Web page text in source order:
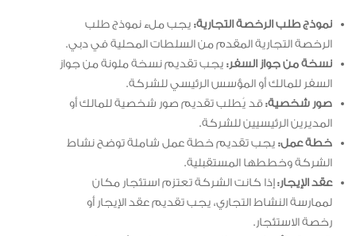
نموذج طلب الرخصة التجارية: يجب ملء نموذج طلب
الرخصة التجارية المقدم من السلطات المحلية في دبي.
نسخة من جواز السفر: يجب تقديم نسخة ملونة من جواز
السفر للمالك أو المؤسس الرئيسي للشركة.
صور شخصية:قد يُطلب تقديم صور شخصية للمالك أو
المديرين الرئيسيين للشركة.
خطة عمل: يجب تقديم خطة عمل شاملة توضح نشاط
الشركة وخططها المستقبلية.
عقد الإيجار:إذا كانت الشركة تعتزم استئجار مكان
لممارسة النشاط التجاري، يجب تقديم عقد الإيجار أو
رخصة الاستئجار.